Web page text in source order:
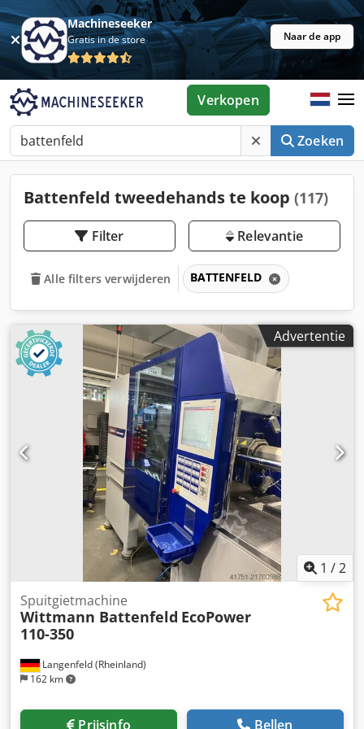
Machineseeker
Gratis in de store Naar de app
Zoeken
Verkopen
Battenfeld tweedehands te koop (117)
Filter Relevantie
Alle filters verwijderen BATTENFELD
Advertentie
1 /2
Langenfeld (Rheinland)
162 km
Spuitgietmachine
Wittmann Battenfeld EcoPower
110-350
Prijsinfo Bellen